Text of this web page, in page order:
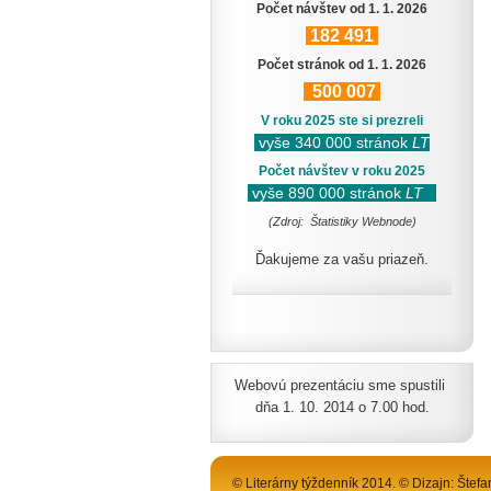
Počet návštev od 1. 1. 2026
182 491
Počet stránok od 1. 1. 2026
500 007
V roku 2025 ste si prezreli
vyše 340 000 stránok LT
Počet návštev v roku 2025
vyše 890 000 stránok LT
(Zdroj: Štatistiky Webnode)
Ďakujeme za vašu priazeň.
Webovú prezentáciu sme spustili
dňa 1. 10. 2014 o 7.00 hod.
© Literárny týždenník 2014. © Dizajn: